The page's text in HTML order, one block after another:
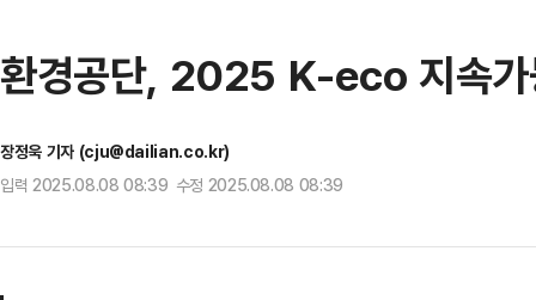
환경공단, 2025 K-eco 지속가
장정욱 기자 (cju@dailian.co.kr)
입력 2025.08.08 08:39 수정 2025.08.08 08:39